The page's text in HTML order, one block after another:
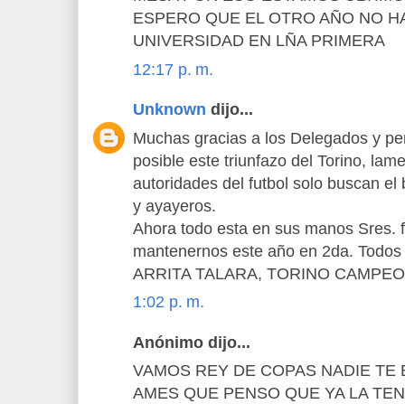
ESPERO QUE EL OTRO AÑO NO
UNIVERSIDAD EN LÑA PRIMERA
12:17 p. m.
Unknown dijo...
Muchas gracias a los Delegados y
posible este triunfazo del Torino,
autoridades del futbol solo buscan el
y ayayeros.
Ahora todo esta en sus manos Sres.
mantenernos este año en 2da.
ARRITA TALARA, TORINO
1:02 p. m.
Anónimo dijo...
VAMOS REY DE COPAS NADIE TE
AMES QUE PENSO QUE YA LA